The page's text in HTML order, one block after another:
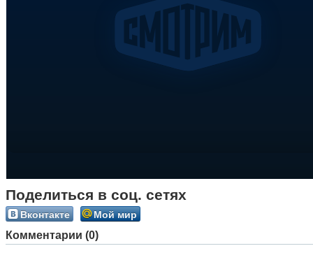
Поделиться в соц. сетях
Вконтакте Мой мир
Комментарии (0)